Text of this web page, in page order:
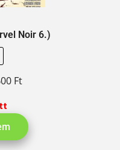
Noir 6.)
Ft